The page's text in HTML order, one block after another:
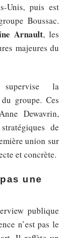
Unis, puis est
Boussac.
Arnault, les
majeures du
la
groupe. Ces
Dewavrin,
de
union sur
et concrète.
une
publique
n’est pas le